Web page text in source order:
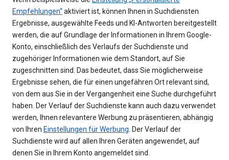
Empfehlungen“aktiviert ist, können Ihnen in Suchdiensten
Ergebnisse, ausgewählte Feeds und KI-Antworten bereitgestellt
werden, die auf Grundlage der Informationen in Ihrem Google-
Konto, einschließlich des Verlaufs der Suchdienste und
zugehöriger Informationen wie dem Standort, auf Sie
zugeschnitten sind. Das bedeutet, dass Sie möglicherweise
Ergebnisse sehen, die für einen ungefähren Ort relevant sind,
von dem aus Sie in der Vergangenheit eine Suche durchgeführt
haben. Der Verlauf der Suchdienste kann auch dazu verwendet
werden, Ihnen relevantere Werbung zu präsentieren, abhängig
von Ihren Einstellungen für Werbung. Der Verlauf der
Suchdienste wird auf allen Ihren Geräten angewendet, auf
denen Sie in Ihrem Konto angemeldet sind.